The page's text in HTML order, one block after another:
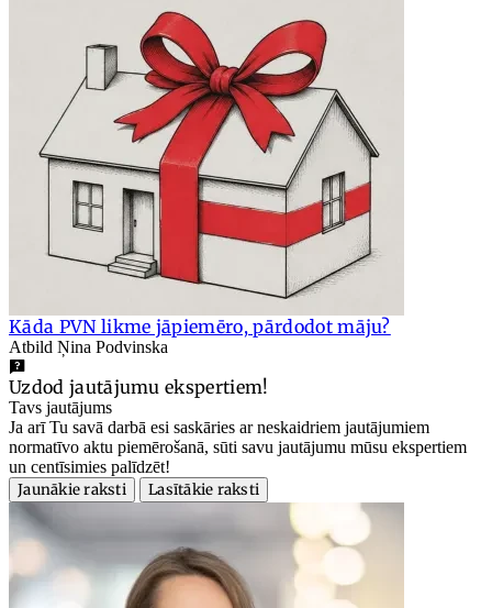
Kāda PVN likme jāpiemēro, pārdodot māju?
Atbild Ņina Podvinska
Uzdod jautājumu ekspertiem!
Tavs jautājums
Ja arī Tu savā darbā esi saskāries ar neskaidriem jautājumiem
normatīvo aktu piemērošanā, sūti savu jautājumu mūsu ekspertiem
un centīsimies palīdzēt!
Jaunākie raksti
Lasītākie raksti